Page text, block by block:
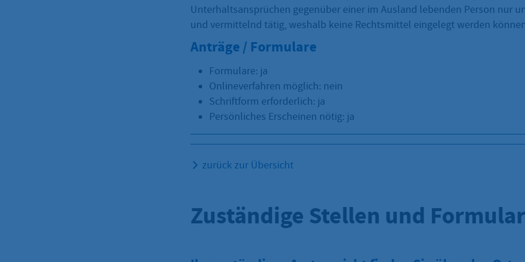
Unterhaltsansprüchen gegenüber einer im Ausland lebenden Person nur
und vermittelnd tätig, weshalb keine Rechtsmittel eingelegt werden
Anträge / Formulare
Formulare: ja
Onlineverfahren möglich: nein
Schriftform erforderlich: ja
Persönliches Erscheinen nötig: ja
zurück zur Übersicht
Zuständige Stellen und